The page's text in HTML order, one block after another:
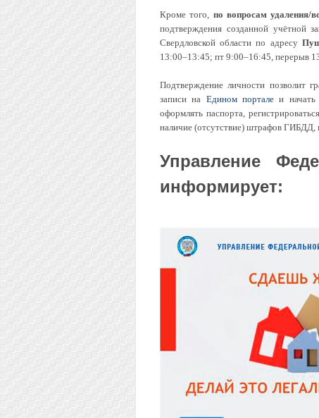
Кроме того, по вопросам удаления/
подтверждения созданной учётной
Свердловской области по адресу
13:00–13:45; пт 9:00–16:45, перерыв
Подтверждение личности позволит
записи на Едином портале и начать
оформлять паспорта,
наличие (отсутствие) штрафов ГИБДД,
Управление
информирует: